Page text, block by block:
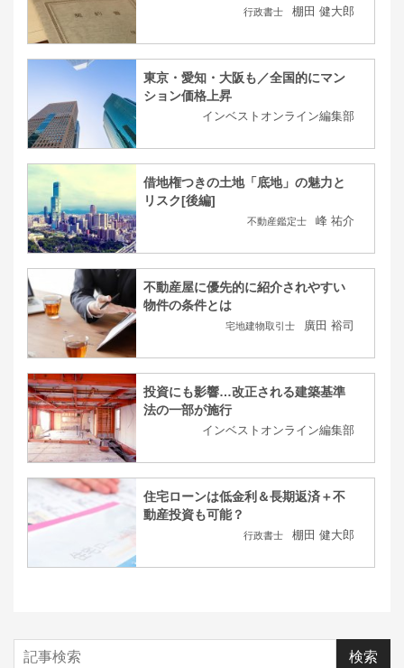
行政書士 棚田 健大郎
東京・愛知・大阪も／全国的にマン
ション価格上昇
インベストオンライン編集部
借地権つきの土地「底地」の魅力と
リスク[後編]
不動産鑑定士 峰 祐介
不動産屋に優先的に紹介されやすい
物件の条件とは
宅地建物取引士 廣田 裕司
投資にも影響…改正される建築基準
法の一部が施行
インベストオンライン編集部
住宅ローンは低金利＆長期返済＋不
動産投資も可能？
行政書士 棚田 健大郎